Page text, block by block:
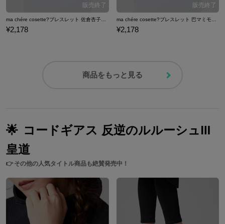
¥2,178 ¥2,178
商品をもっと見る
🌟 コードギアス 反逆のルルーシュⅢ
皇道
👉その他の人気タイトル商品も絶賛発売中！